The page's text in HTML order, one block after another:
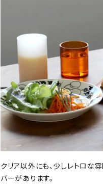
クリア以外にも、少しレトロな
バーがあります。